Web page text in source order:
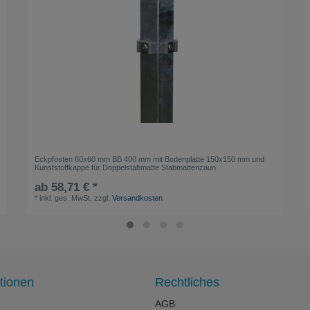
Eckpfosten 60x60 mm BB 400 mm mit Bodenplatte 150x150 mm und
Kunststoffkappe für Doppelstabmatte Stabmattenzaun
ab 58,71 € *
* inkl. ges. MwSt. zzgl.Versandkosten
Rechtliches
AGB